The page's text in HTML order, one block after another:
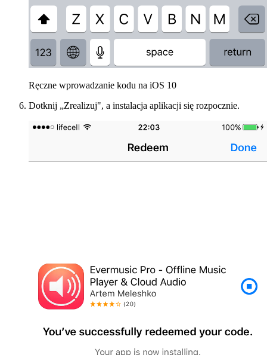
Ręczne wprowadzanie kodu na iOS 10
Dotknij „Zrealizuj", a instalacja aplikacji się rozpocznie.